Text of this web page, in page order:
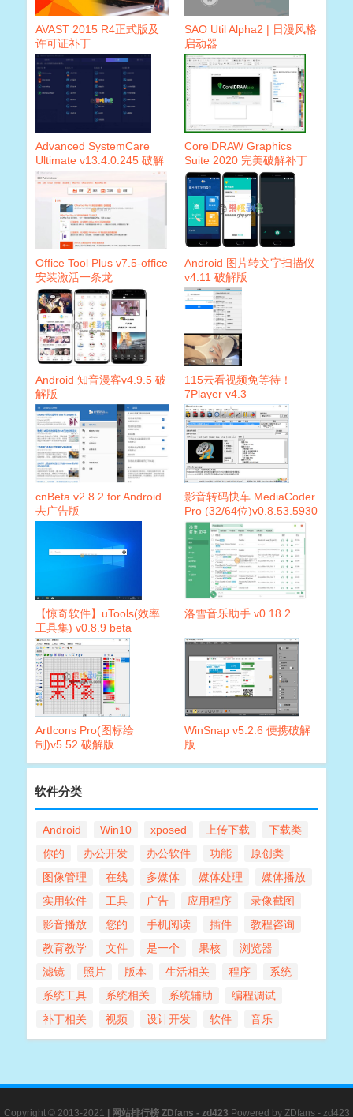
AVAST 2015 R4正式版及
许可证补丁
SAO Util Alpha2 | 日漫风格
启动器
Advanced SystemCare
Ultimate v13.4.0.245 破解
版
CorelDRAW Graphics
Suite 2020 完美破解补丁
Office Tool Plus v7.5-office
安装激活一条龙
Android 图片转文字扫描仪
v4.11 破解版
Android 知音漫客v4.9.5 破
解版
115云看视频免等待！
7Player v4.3
cnBeta v2.8.2 for Android
去广告版
影音转码快车 MediaCoder
Pro (32/64位)v0.8.53.5930
中文特别版
【惊奇软件】uTools(效率
工具集) v0.8.9 beta
洛雪音乐助手 v0.18.2
ArtIcons Pro(图标绘
制)v5.52 破解版
WinSnap v5.2.6 便携破解
版
软件分类
Android Win10 xposed 上传下载
下载类
你的
办公开发 办公软件 功能
原创类
图像管理
在线 多媒体 媒体处理
媒体播放
实用软件
工具 广告 应用程序
录像截图
影音播放
您的 手机阅读 插件
教程咨询
教育教学
文件 是一个 果核
浏览器
滤镜
照片 版本 生活相关 程序
系统
系统工具
系统相关 系统辅助
编程调试
补丁相关
视频 设计开发 软件 音乐
Copyright © 2013-2021 网站排行榜ZDfans - zd423 Powered by ZDfans - zd423